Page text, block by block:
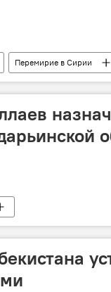
Перемирие в Сирии